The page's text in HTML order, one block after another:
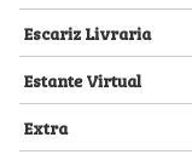
Escariz Livraria
Estante Virtual
Extra